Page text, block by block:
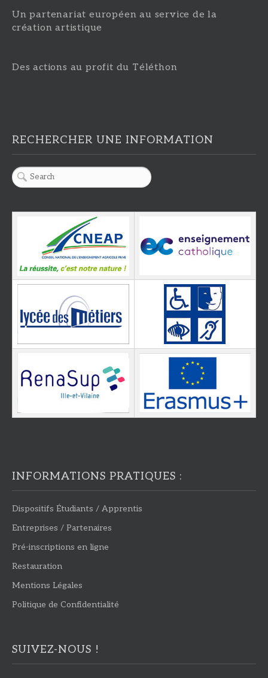
Un partenariat européen au service de la
création artistique
Des actions au profit du Téléthon
RECHERCHER UNE INFORMATION
INFORMATIONS PRATIQUES :
Dispositifs Étudiants / Apprentis
Entreprises / Partenaires
Pré-inscriptions en ligne
Restauration
Mentions Légales
Politique de Confidentialité
SUIVEZ-NOUS !